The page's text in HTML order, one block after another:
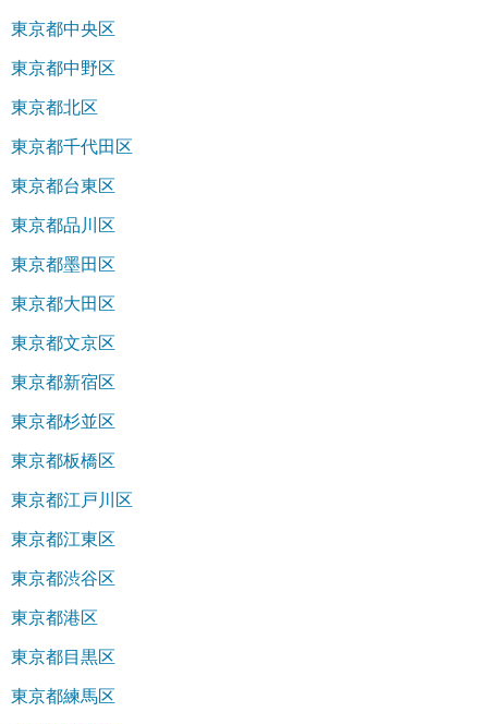
東京都中央区
東京都中野区
東京都北区
東京都千代田区
東京都台東区
東京都品川区
東京都墨田区
東京都大田区
東京都文京区
東京都新宿区
東京都杉並区
東京都板橋区
東京都江戸川区
東京都江東区
東京都渋谷区
東京都港区
東京都目黒区
東京都練馬区